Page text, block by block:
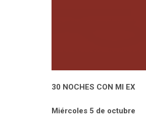
30 NOCHES CON MI EX
Miércoles 5 de octubre